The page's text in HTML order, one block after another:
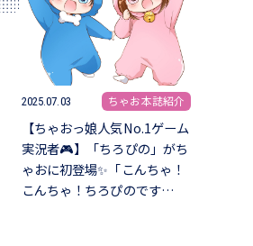
2025.07.03 ちゃお本誌紹介
【ちゃおっ娘人気No.1ゲーム
実況者🎮】「ちろぴの」がち
ゃおに初登場✨「こんちゃ！
こんちゃ！ちろぴのです…